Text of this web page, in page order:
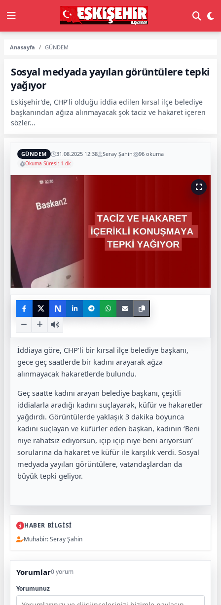
Anasayfa GÜNDEM
Sosyal medyada yayılan görüntülere tepki
yağıyor
Eskişehir’de, CHP'li olduğu iddia edilen kırsal ilçe belediye
başkanından ağıza alınmayacak şok taciz ve hakaret içeren
sözler...
GÜNDEM 31.08.2025 12:38 Seray Şahin 96 okuma
Okuma Süresi: 1 dk
N
İddiaya göre, CHP’li bir kırsal ilçe belediye başkanı,
gece geç saatlerde bir kadını arayarak ağza
alınmayacak hakaretlerde bulundu.
Geç saatte kadını arayan belediye başkanı, çeşitli
iddialarla aradığı kadını suçlayarak, küfür ve hakaretler
yağdırdı. Görüntülerde yaklaşık 3 dakika boyunca
kadını suçlayan ve küfürler eden başkan, kadının ‘Beni
niye rahatsız ediyorsun, içip içip niye beni arıyorsun’
sorularına da hakaret ve küfür ile karşılık verdi. Sosyal
medyada yayılan görüntülere, vatandaşlardan da
büyük tepki geliyor.
HABER BİLGİSİ
Muhabir: Seray Şahin
Yorumlar0 yorum
Yorumunuz